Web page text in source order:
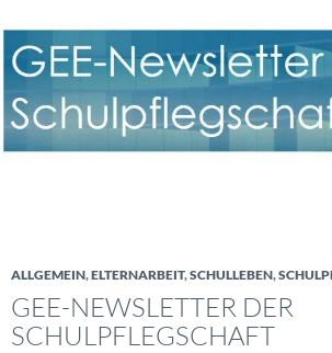
ALLGEMEIN,ELTERNARBEIT,SCHULLEBEN,
GEE-NEWSLETTER DER
SCHULPFLEGSCHAFT